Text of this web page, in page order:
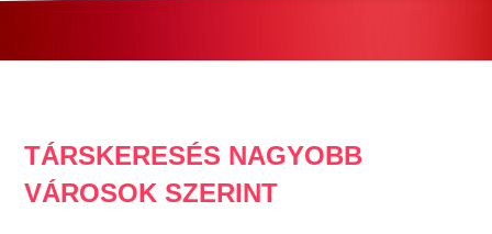
TÁRSKERESÉS NAGYOBB
VÁROSOK SZERINT